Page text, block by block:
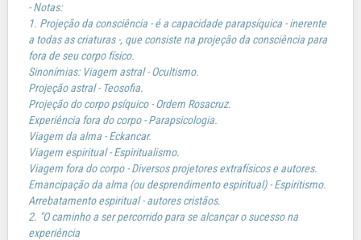
- Notas:
1. Projeção da consciência - é a capacidade parapsíquica - inerente
a todas as criaturas -, que consiste na projeção da consciência para
fora de seu corpo físico.
Sinonímias: Viagem astral - Ocultismo.
Projeção astral - Teosofia.
Projeção do corpo psíquico - Ordem Rosacruz.
Experiência fora do corpo - Parapsicologia.
Viagem da alma - Eckancar.
Viagem espiritual - Espiritualismo.
Viagem fora do corpo - Diversos projetores extrafísicos e autores.
Emancipação da alma (ou desprendimento espiritual) - Espiritismo.
Arrebatamento espiritual - autores cristãos.
2. "O caminho a ser percorrido para se alcançar o sucesso na
experiência